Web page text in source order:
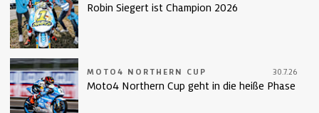
Robin Siegert ist Champion 2026
MOTO4 NORTHERN CUP 30.7.26
Moto4 Northern Cup geht in die heiße Phase